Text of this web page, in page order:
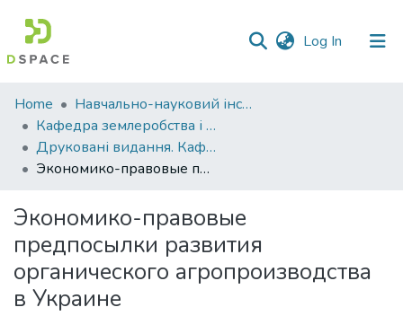
Log In (current)
Communities
&
Collections
Statistics
Home
Навчально-науковий інститут агротехнологій, селекції та екології
Кафедра землеробства і агрохімії ім. В.І.Сазанова
Друковані видання. Кафедра землеробства і агрохімії ім. В.І.Сазанова
Экономико-правовые предпосылки развития органического агропроизводства в Украине
Экономико-правовые
предпосылки развития
органического агропроизводства
в Украине